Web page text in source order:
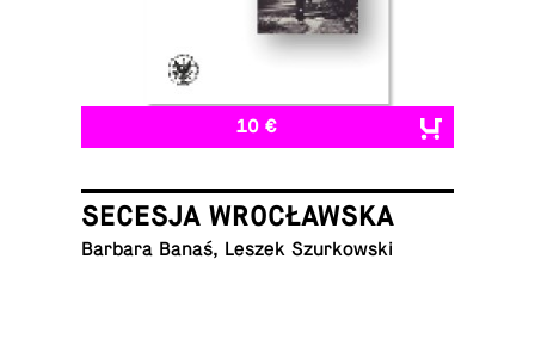
10 €
SECESJA WROCŁAWSKA
Barbara Banaś, Leszek Szurkowski